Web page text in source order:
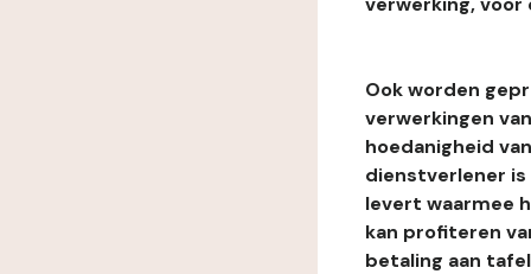
Ook worden
verwerkingen
hoedanigheid
dienstverlener
levert waarmee
kan profiteren
betaling aan